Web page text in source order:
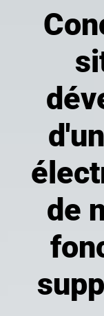
de